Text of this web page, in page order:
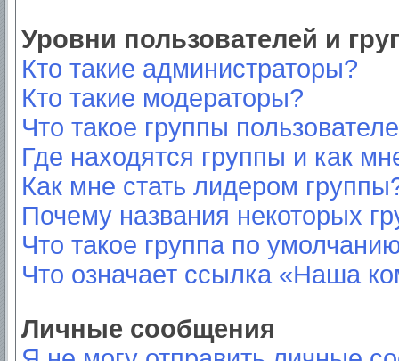
Уровни пользователей и
Кто такие администраторы?
Кто такие модераторы?
Что такое группы
Где находятся группы и как
Как мне стать лидером
Почему названия некоторых
Что такое группа по
Что означает ссылка «Наша
Личные сообщения